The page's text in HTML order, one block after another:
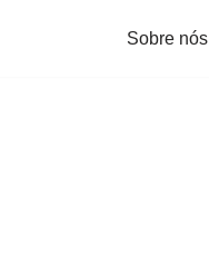
Sobre nós